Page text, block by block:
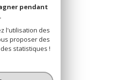
droits réservés
pendant
l'utilisation des
proposer des
statistiques !